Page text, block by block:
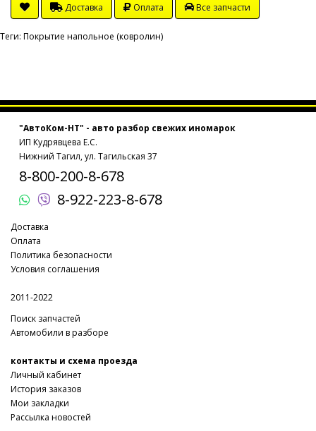
Доставка Оплата Все запчасти
Теги: Покрытие напольное (ковролин)
"АвтоКом-НТ" - авто разбор свежих иномарок
ИП Кудрявцева Е.С.
Нижний Тагил, ул. Тагильская 37
8-800-200-8-678
8-922-223-8-678
Доставка
Оплата
Политика безопасности
Условия соглашения
2011-2022
Поиск запчастей
Автомобили в разборе
контакты и схема проезда
Личный кабинет
История заказов
Мои закладки
Рассылка новостей